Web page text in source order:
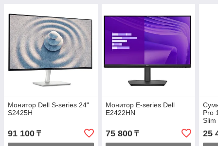
Монитор Dell S-series 24"
S2425H
91 100 ₸
Монитор E-series Dell
E2422HN
75 800₸
Pro
Slim
25